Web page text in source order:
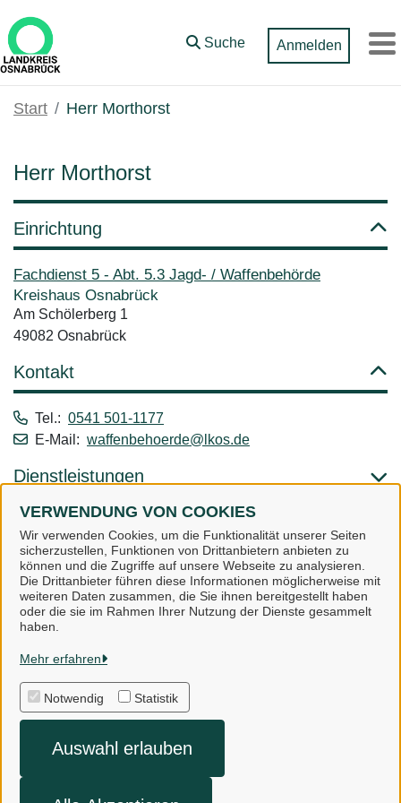
Zum Hauptinhalt springen
VERWENDUNG VON COOKIES
Wir verwenden Cookies, um die Funktionalität unserer Seiten
sicherzustellen, Funktionen von Drittanbietern anbieten zu
können und die Zugriffe auf unsere Webseite zu analysieren.
Die Drittanbieter führen diese Informationen möglicherweise mit
weiteren Daten zusammen, die Sie ihnen bereitgestellt haben
oder die sie im Rahmen Ihrer Nutzung der Dienste gesammelt
haben.
Mehr erfahren
Notwendig Statistik
Auswahl erlauben
Suche Anmelden
Start Herr Morthorst
Herr Morthorst
Einrichtung
Fachdienst 5 - Abt. 5.3 Jagd- / Waffenbehörde
Kreishaus Osnabrück
Am Schölerberg 1
49082 Osnabrück
Kontakt
Tel.: 0541 501-1177
E-Mail: waffenbehoerde@lkos.de
Dienstleistungen
Alle zugeordneten Einrichtungen
Landkreis Osnabrück
Alle Rechte vorbehalten